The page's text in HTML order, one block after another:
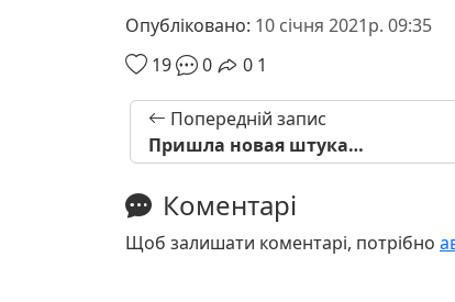
Опубліковано: 10 січня 2021р. 09:35
19
0 0 1
Попередній запис
Пришла новая штука…
Коментарі
Щоб залишати коментарі, потрібно